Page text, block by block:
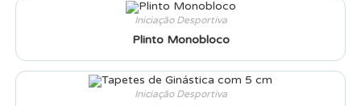
Iniciação Desportiva
Plinto Monobloco
Iniciação Desportiva